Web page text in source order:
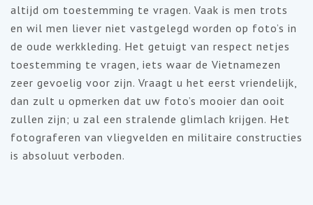
altijd om toestemming te vragen. Vaak is men trots
en wil men liever niet vastgelegd worden op foto’s in
de oude werkkleding. Het getuigt van respect netjes
toestemming te vragen, iets waar de Vietnamezen
zeer gevoelig voor zijn. Vraagt u het eerst vriendelijk,
dan zult u opmerken dat uw foto’s mooier dan ooit
zullen zijn; u zal een stralende glimlach krijgen. Het
fotograferen van vliegvelden en militaire constructies
is absoluut verboden.